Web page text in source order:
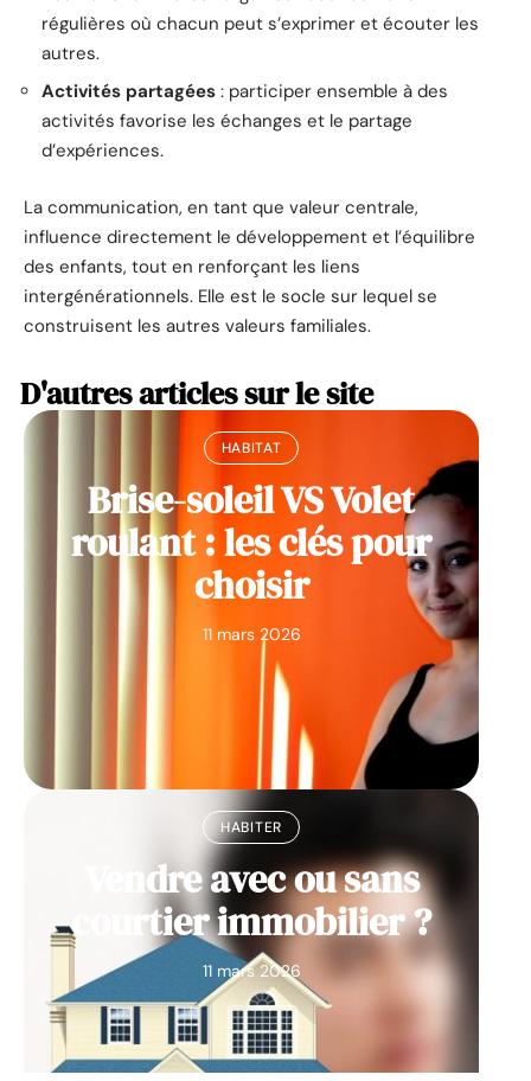
régulières où chacun peut s’exprimer et écouter les
autres.
Activités partagées : participer ensemble à des
activités favorise les échanges et le partage
d’expériences.
La communication, en tant que valeur centrale,
influence directement le développement et l’équilibre
des enfants, tout en renforçant les liens
intergénérationnels. Elle est le socle sur lequel se
construisent les autres valeurs familiales.
D'autres articles sur le site
HABITAT
Brise-soleil VS Volet
roulant : les clés pour
choisir
11 mars 2026
HABITER
Vendre avec ou sans
courtier immobilier ?
11 mars 2026